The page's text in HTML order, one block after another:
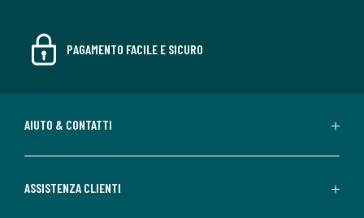
PAGAMENTO FACILE E SICURO
AIUTO & CONTATTI
ASSISTENZA CLIENTI